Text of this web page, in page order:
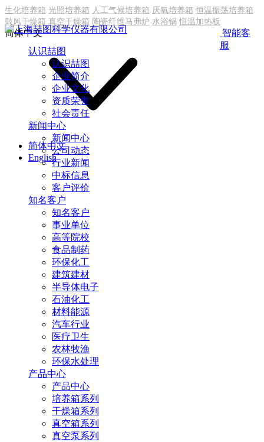
生化培养箱 光照培养箱 人工气候培养箱 厌氧培养箱 恒温振荡培养箱
鼓风干燥箱 真空干燥箱 陶瓷纤维马弗炉 水浴锅 恒温加热板
简体中文
简体中文
English
智能客
服
认识喆图
认识喆图
企业简介
企业文化
资质荣誉
社会责任
新闻中心
新闻中心
公司动态
行业新闻
中标信息
客户评价
知名客户
知名客户
事业单位
高等院校
食品制药
环保化工
建筑建材
半导体电子
石油化工
材料能源
汽车行业
医疗卫生
农林牧渔
环保水处理
产品中心
产品中心
培养箱系列
干燥箱系列
真空箱系列
真空泵系列